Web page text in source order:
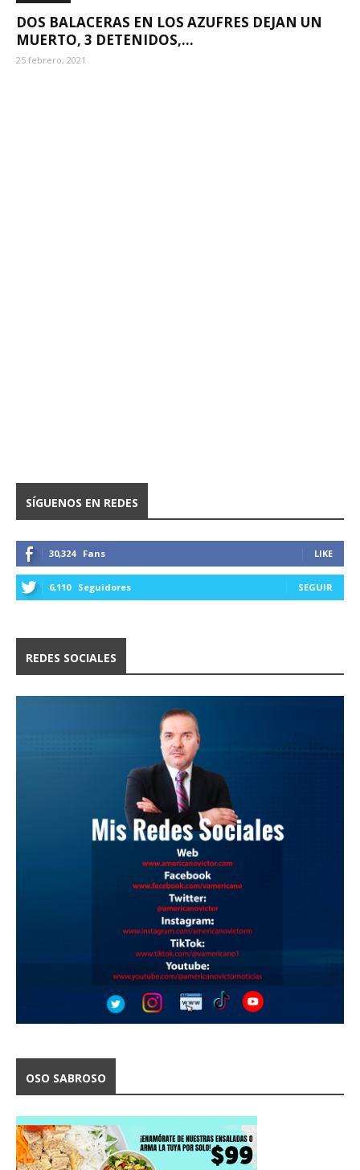
DOS BALACERAS EN LOS AZUFRES DEJAN UN
MUERTO, 3 DETENIDOS,...
25 febrero, 2021
SÍGUENOS EN REDES
30,324 Fans LIKE
6,110 Seguidores SEGUIR
REDES SOCIALES
OSO SABROSO